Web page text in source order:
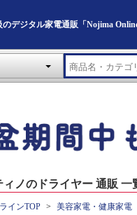
デジタル家電通販「Nojima Online
ィノのドライヤー 通販 一
インTOP 美容家電・健康家電